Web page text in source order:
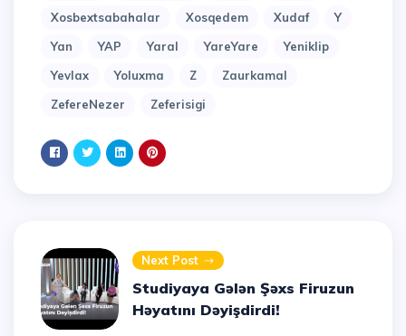
Xosbextsabahalar
Xosqedem Xudaf
Y
Yan
YAP Yaral YareYare
Yeniklip
Yevlax
Yoluxma Z
Zaurkamal
ZefereNezer
Zeferisigi
Next Post
Studiyaya Gələn Şəxs Firuzun
Həyatını Dəyişdirdi!